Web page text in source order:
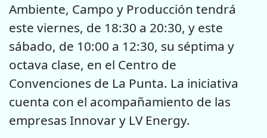
Ambiente, Campo y Producción tendrá
este viernes, de 18:30 a 20:30, y este
sábado, de 10:00 a 12:30, su séptima y
octava clase, en el Centro de
Convenciones de La Punta. La iniciativa
cuenta con el acompañamiento de las
empresas Innovar y LV Energy.